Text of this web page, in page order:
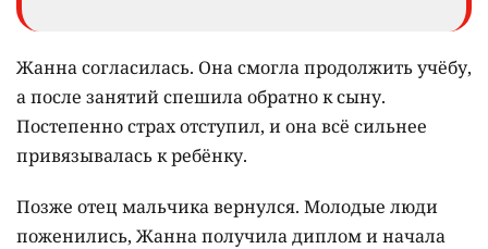
Жанна согласилась. Она смогла продолжить учёбу,
а после занятий спешила обратно к сыну.
Постепенно страх отступил, и она всё сильнее
привязывалась к ребёнку.
Позже отец мальчика вернулся. Молодые люди
поженились, Жанна получила диплом и начала